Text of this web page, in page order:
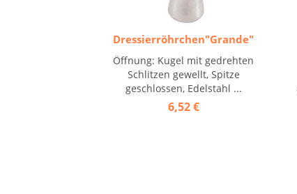
Dressierröhrchen"Grande"
Öffnung: Kugel mit gedrehten
Schlitzen gewellt, Spitze
geschlossen, Edelstahl ...
6,52 €